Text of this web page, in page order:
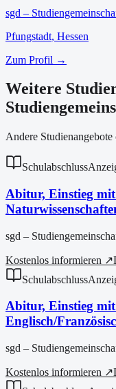
sgd –
Pfungstadt, Hessen
Zum Profil →
Weitere
Andere
Schulabschluss
Abitur, Einstieg
sgd –
Kostenlos informieren ↗
Schulabschluss
Abitur, Einstieg
Englisch/
sgd –
Kostenlos informieren ↗